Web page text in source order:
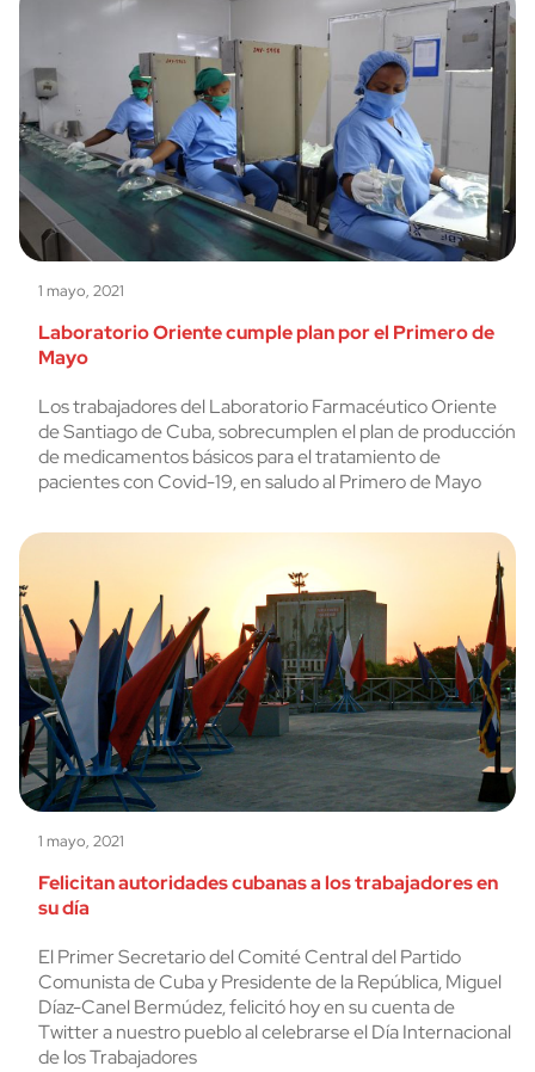
1 mayo, 2021
Laboratorio Oriente cumple plan por el Primero de
Mayo
Los trabajadores del Laboratorio Farmacéutico Oriente
de Santiago de Cuba, sobrecumplen el plan de producción
de medicamentos básicos para el tratamiento de
pacientes con Covid-19, en saludo al Primero de Mayo
1 mayo, 2021
Felicitan autoridades cubanas a los trabajadores en
su día
El Primer Secretario del Comité Central del Partido
Comunista de Cuba y Presidente de la República, Miguel
Díaz-Canel Bermúdez, felicitó hoy en su cuenta de
Twitter a nuestro pueblo al celebrarse el Día Internacional
de los Trabajadores